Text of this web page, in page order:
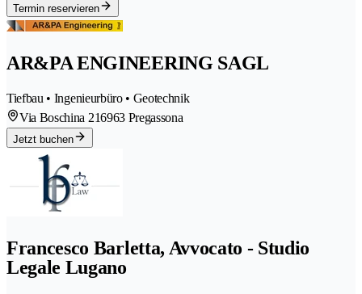
Termin reservieren
AR&PA ENGINEERING SAGL
Tiefbau • Ingenieurbüro • Geotechnik
Via Boschina 216963 Pregassona
Jetzt buchen
Francesco Barletta, Avvocato - Studio
Legale Lugano